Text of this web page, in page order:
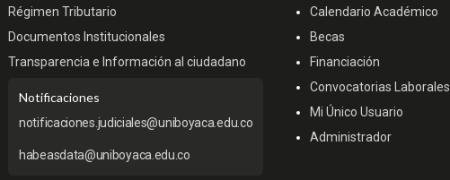
Régimen Tributario
Documentos Institucionales
Transparencia e Información al ciudadano
Notificaciones
notificaciones.judiciales@uniboyaca.edu.co
habeasdata@uniboyaca.edu.co
Calendario Académico
Becas
Financiación
Convocatorias Laborales
Mi Único Usuario
Administrador